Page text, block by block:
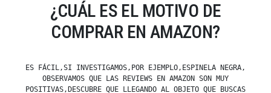
¿CUÁL ES EL MOTIVO DE
COMPRAR EN AMAZON?
ES FÁCIL,SI INVESTIGAMOS,POR EJEMPLO,ESPINELA NEGRA,
OBSERVAMOS QUE LAS REVIEWS EN AMAZON SON MUY
POSITIVAS,DESCUBRE QUE LLEGANDO AL OBJETO QUE BUSCAS